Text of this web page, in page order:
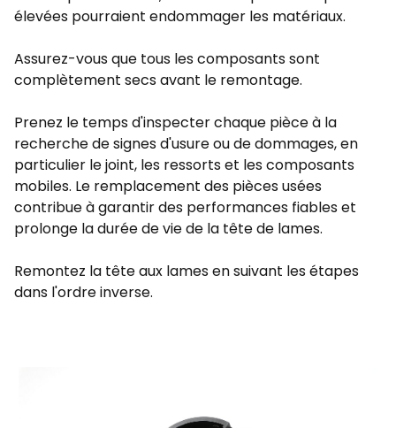
élevées pourraient endommager les matériaux.
Assurez-vous que tous les composants sont
complètement secs avant le remontage.
Prenez le temps d'inspecter chaque pièce à la
recherche de signes d'usure ou de dommages, en
particulier le joint, les ressorts et les composants
mobiles. Le remplacement des pièces usées
contribue à garantir des performances fiables et
prolonge la durée de vie de la tête de lames.
Remontez la tête aux lames en suivant les étapes
dans l'ordre inverse.